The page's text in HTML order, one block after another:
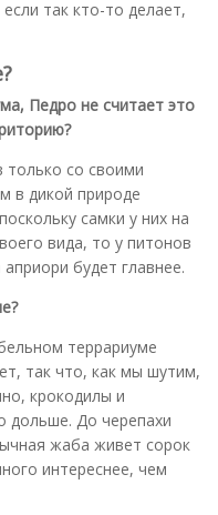
так кто-то делает,
Педро не считает это
только со своими
в дикой природе
самки у них на
вида, то у питонов
будет главнее.
террариуме
так что, как мы шутим,
крокодилы и
дольше. До черепахи
жаба живет сорок
интереснее, чем